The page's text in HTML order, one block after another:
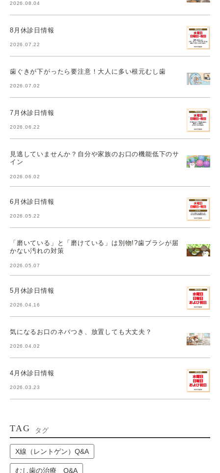
2026.08.04
8月休診日情報
2026.07.22
歯ぐきが下がったら要注意！大人に多い根元むし歯
2026.07.02
7月休診日情報
2026.06.22
見逃していませんか？自分や家族のお口の機能低下のサ
イン
2026.06.02
6月休診日情報
2026.05.22
「磨いている」と「磨けている」は別物!?歯ブラシが届
かない汚れの対策
2026.05.07
5月休診日情報
2026.04.16
気になるお口のネバつき、放置しても大丈夫？
2026.04.02
4月休診日情報
2026.03.23
TAG タグ
X線（レントゲン）Q&A
むし歯の治療 Q&A